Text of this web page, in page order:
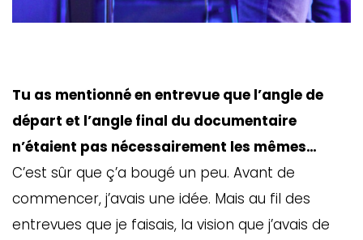
Tu as mentionné en entrevue que l’angle de
départ et l’angle final du documentaire
n’étaient pas nécessairement les mêmes…
C’est sûr que ç’a bougé un peu. Avant de
commencer, j’avais une idée. Mais au fil des
entrevues que je faisais, la vision que j’avais de